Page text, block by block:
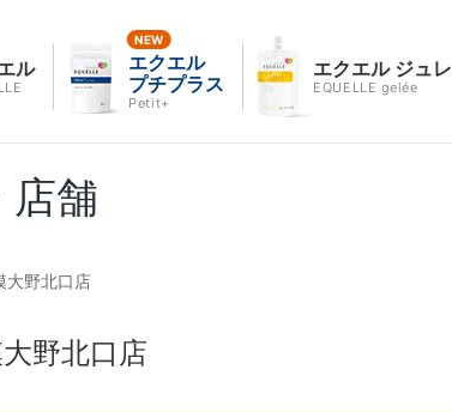
ル
エクエル
プチプラス
Petit+
エクエル ジュレ
EQUELLE gelée
店舗
大野北口店
野北口店